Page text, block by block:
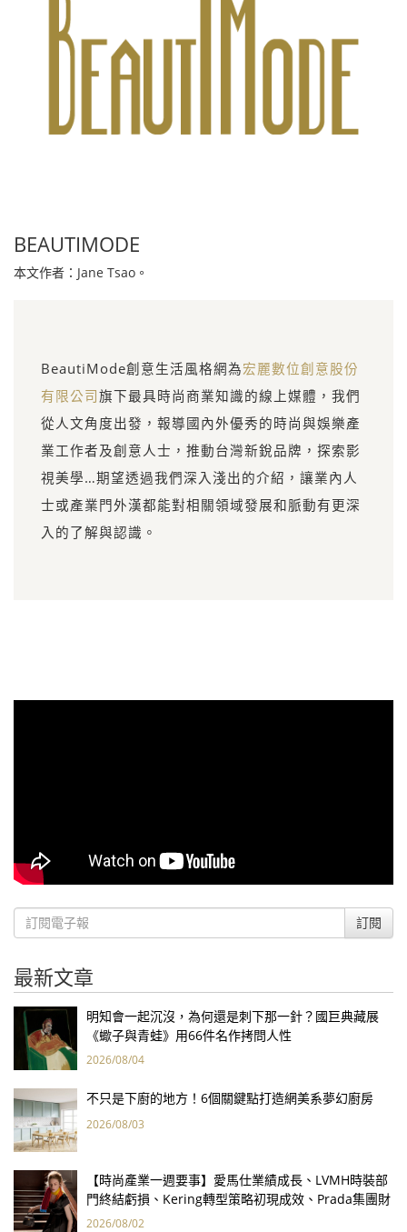
BEAUTIMODE
本文作者：Jane Tsao。
BeautiMode創意生活風格網為宏麗數位創意股份
有限公司旗下最具時尚商業知識的線上媒體，我們
從人文角度出發，報導國內外優秀的時尚與娛樂產
業工作者及創意人士，推動台灣新銳品牌，探索影
視美學…期望透過我們深入淺出的介紹，讓業內人
士或產業門外漢都能對相關領域發展和脈動有更深
入的了解與認識。
訂閱
最新文章
明知會一起沉沒，為何還是刺下那一針？國巨典藏展
《蠍子與青蛙》用66件名作拷問人性
2026/08/04
不只是下廚的地方！6個關鍵點打造網美系夢幻廚房
2026/08/03
【時尚產業一週要事】愛馬仕業績成長、LVMH時裝部
門終結虧損、Kering轉型策略初現成效、Prada集團財
報亮眼
2026/08/02